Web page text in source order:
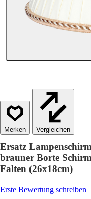
Vergleichen
Ersatz
brauner Borte
Falten (26x18cm)
Erste Bewertung schreiben